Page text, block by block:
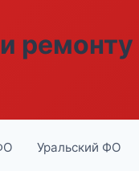
ремонту
Уральский ФО